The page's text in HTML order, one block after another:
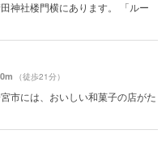
神社楼門横にあります。 「ルー
（徒歩21分）
市には、おいしい和菓子の店がた